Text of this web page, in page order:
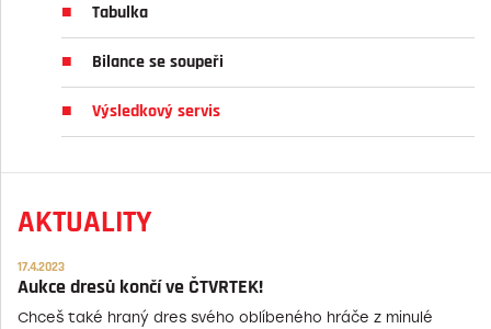
Tabulka
Bilance se soupeři
Výsledkový servis
AKTUALITY
17.4.2023
Aukce dresů končí ve ČTVRTEK!
Chceš také hraný dres svého oblíbeného hráče z minulé